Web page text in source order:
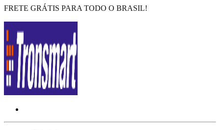
FRETE GRÁTIS PARA TODO O BRASIL!